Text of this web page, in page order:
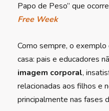
Papo de Peso” que
Free Week
Como sempre, o
casa: pais e educadores
imagem corporal,
relacionadas aos filhos e
principalmente nas fases